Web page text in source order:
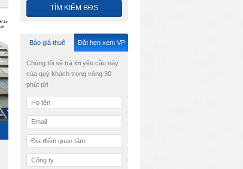
Báo giá thuê Đặt hẹn xem VP
Chúng tôi sẽ trả lời yêu cầu này
của quý khách trong vòng 30
phút tới